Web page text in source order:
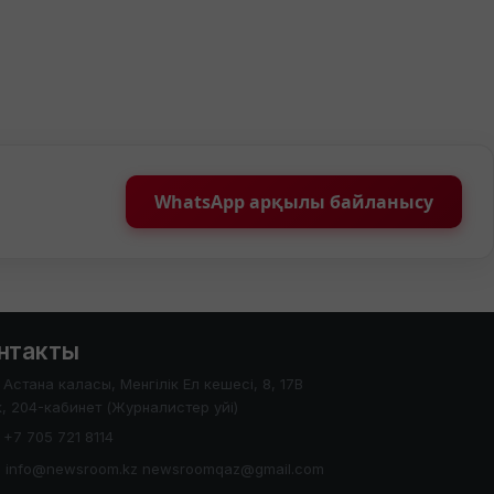
WhatsApp арқылы байланысу
Астана каласы, Менгілік Ел кешесі, 8, 17В
204-кабинет (Журналистер уйі)
+7 705 721 8114
info@newsroom.kz newsroomqaz@gmail.com